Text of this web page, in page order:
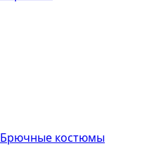
Брючные костюмы